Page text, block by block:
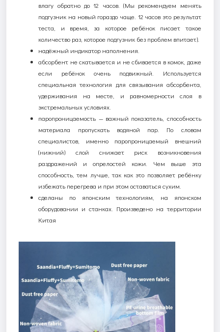
влагу обратно до 12 часов. (Мы рекомендуем менять
подгузник на новый гораздо чаще. 12 часов это результат
теста, и время, за которое ребёнок писает такое
количество раз, которое подгузник без проблем впитает).
надёжный индикатор наполнения.
абсорбент не скатывается и не сбивается в комок, даже
если ребёнок очень подвижный. Используется
специальная технология для связывания абсорбента,
удерживания на месте, и равномерности слоя в
экстремальных условиях.
паропроницаемость — важный показатель, способность
материала пропускать водяной пар. По словам
специалистов, именно паропроницаемый внешний
(нижний) слой снижает риск возникновения
раздражений и опрелостей кожи. Чем выше эта
способность, тем лучше, так как это позволяет ребёнку
избежать перегрева и при этом оставаться сухим.
cделаны по японским технологиям, на японском
оборудовании и станках. Произведено на территории
Китая